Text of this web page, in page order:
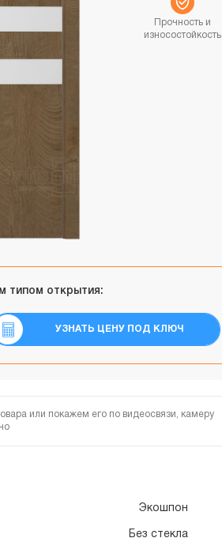
Прочность и
износостойкость
типом открытия:
УЗНАТЬ ЦЕНУ ПОД КЛЮЧ
или покажем его по видеосвязи, камеру
Экошпон
Без стекла